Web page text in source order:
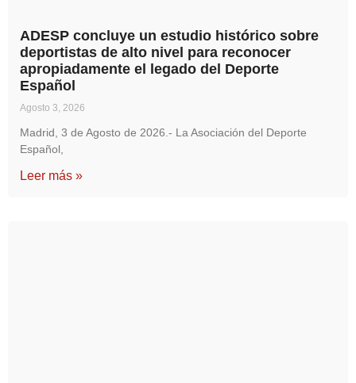
ADESP concluye un estudio histórico sobre
deportistas de alto nivel para reconocer
apropiadamente el legado del Deporte
Español
Agosto 3, 2026
Madrid, 3 de Agosto de 2026.- La Asociación del Deporte
Español,
Leer más »